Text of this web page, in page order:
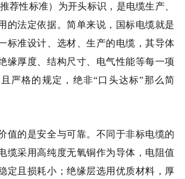
荐性标准）为开头标识，是电缆生产、
的法定依据。简单来说，国标电缆就是
标准设计、选材、生产的电缆，其导体
缘厚度、结构尺寸、电气性能等每一项
严格的规定，绝非“口头达标”那么简
值的是安全与可靠。不同于非标电缆的
缆采用高纯度无氧铜作为导体，电阻值
定且损耗小；绝缘层选用优质材料，厚